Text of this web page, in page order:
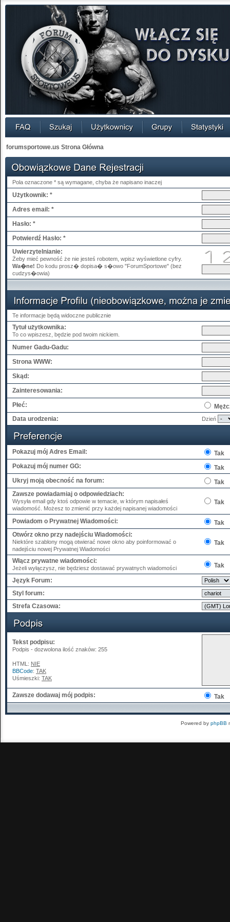
forumsportowe.us Strona Główna
Pola oznaczone * są wymagane, chyba że napisano inaczej
Użytkownik: *
Adres email: *
Hasło: *
Potwierdź Hasło: *
Uwierzytelnianie:
Żeby mieć pewność że nie jesteś robotem, wpisz wyświetlone cyfry.
Wa�ne! Do kodu prosz� dopisa� s�owo "ForumSportowe" (bez
cudzys�owia)
Te informacje będą widoczne publicznie
Tytuł użytkownika:
To co wpiszesz, będzie pod twoim nickiem.
Numer Gadu-Gadu:
Strona WWW:
Skąd:
Zainteresowania:
Płeć:
Data urodzenia:
Dzień
Pokazuj mój Adres Email:
Tak
Pokazuj mój numer GG:
Tak
Ukryj moją obecność na forum:
Tak
Zawsze powiadamiaj o odpowiedziach:
Wysyła email gdy ktoś odpowie w temacie, w którym napisałeś
wiadomość. Możesz to zmienić przy każdej napisanej wiadomości
Tak
Powiadom o Prywatnej Wiadomości:
Tak
Otwórz okno przy nadejściu Wiadomości:
Niektóre szablony mogą otwierać nowe okno aby poinformować o
nadejściu nowej Prywatnej Wiadomości
Tak
Włącz prywatne wiadomości:
Jeżeli wyłączysz, nie będziesz dostawać prywatnych wiadomości Tak
Język Forum:
Styl forum:
Strefa Czasowa:
Tekst podpisu:
Podpis - dozwolona ilość znaków: 255
HTML: NIE
BBCode: TAK
Uśmieszki: TAK
Zawsze dodawaj mój podpis: Tak
Powered by phpBB